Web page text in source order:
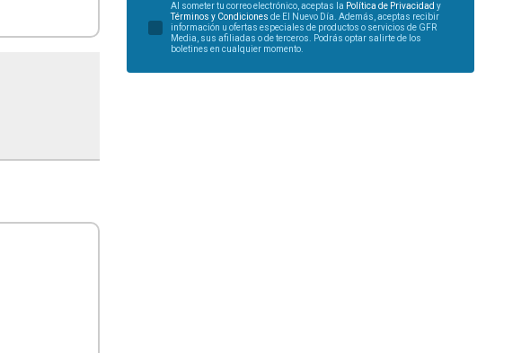
Al someter tu correo electrónico, aceptas la Política de Privacidad y
Términos y Condiciones de El Nuevo Día. Además, aceptas recibir
información u ofertas especiales de productos o servicios de GFR
Media, sus afiliadas o de terceros. Podrás optar salirte de los
boletines en cualquier momento.